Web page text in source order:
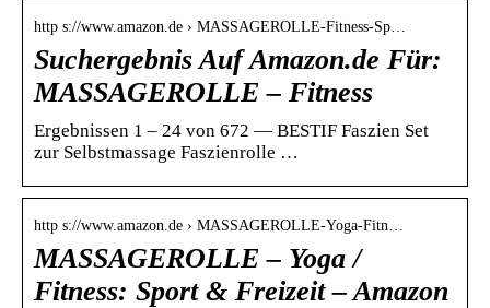
http s://www.amazon.de › MASSAGEROLLE-Fitness-Sp…
Suchergebnis Auf Amazon.de Für:
MASSAGEROLLE – Fitness
Ergebnissen 1 – 24 von 672 — BESTIF Faszien Set
zur Selbstmassage Faszienrolle …
http s://www.amazon.de › MASSAGEROLLE-Yoga-Fitn…
MASSAGEROLLE – Yoga /
Fitness: Sport & Freizeit – Amazon